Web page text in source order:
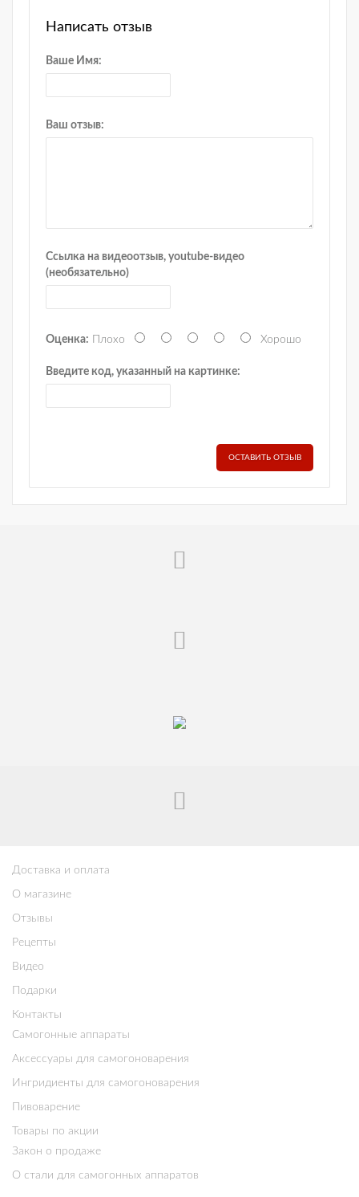
Написать отзыв
Ваше Имя:
Ваш отзыв:
Ссылка на видеоотзыв, youtube-видео
(необязательно)
Оценка: Плохо Хорошо
Введите код, указанный на картинке:
ОСТАВИТЬ ОТЗЫВ
Доставка и оплата
О магазине
Отзывы
Рецепты
Видео
Подарки
Контакты
Самогонные аппараты
Аксессуары для самогоноварения
Ингридиенты для самогоноварения
Пивоварение
Товары по акции
Закон о продаже
О стали для самогонных аппаратов